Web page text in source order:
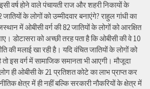
वर्ष होने वाले पंचायती राज और शहरी निकायों के
के लोगों को उम्मीदवार बनाएंगे? राहुल गांधी का
में ओबीसी वर्ग की 82 जातियों के लोगों को आरक्षित
डोटासरा को अच्छी तरह पता है कि ओबीसी की वे 10
की मलाई खा रही है। यदि वंचित जातियों के लोगों को
तो इस वर्ग में सामाजिक समानता भी आएगी। मौजूदा
ही ओबीसी के 21 प्रतिशत कोटे का लाभ प्राप्त कर
क्षेत्र में ही नहीं बल्कि सरकारी नौकरियों के क्षेत्र में